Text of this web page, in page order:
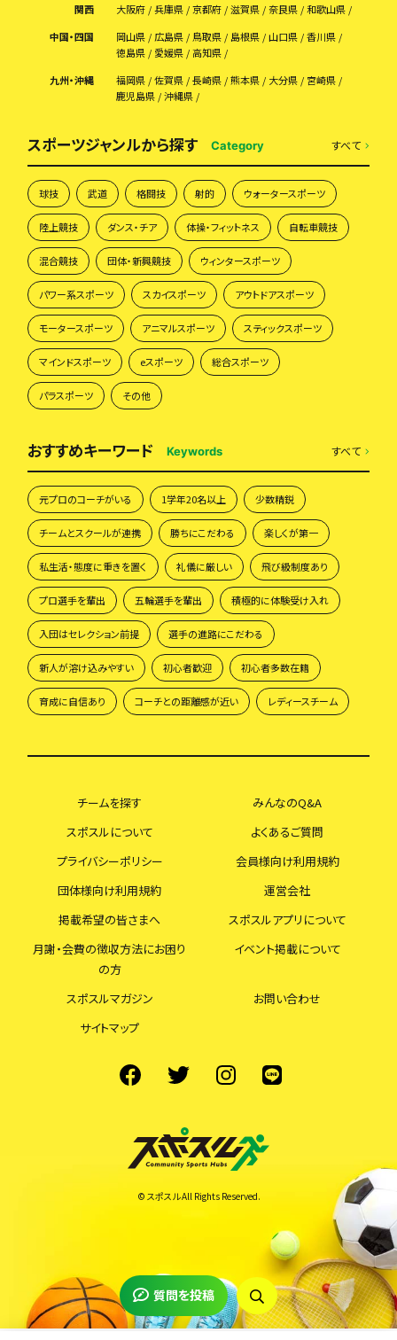
質問を投稿
関西
大阪府 兵庫県 京都府 滋賀県 奈良県
和歌山県
中国・四国
岡山県 広島県 鳥取県 島根県 山口県
香川県
徳島県
愛媛県
高知県
九州・沖縄
福岡県 佐賀県 長崎県 熊本県 大分県
宮崎県
鹿児島県
沖縄県
スポーツジャンルから探す Category すべて
球技 武道 格闘技 射的 ウォータースポーツ
陸上競技 ダンス・チア 体操・フィットネス 自転車競技
混合競技 団体・新興競技 ウィンタースポーツ
パワー系スポーツ スカイスポーツ アウトドアスポーツ
モータースポーツ アニマルスポーツ スティックスポーツ
マインドスポーツ eスポーツ 総合スポーツ
パラスポーツ その他
おすすめキーワード Keywords すべて
元プロのコーチがいる 1学年20名以上 少数精鋭
チームとスクールが連携 勝ちにこだわる 楽しくが第一
私生活・態度に重きを置く 礼儀に厳しい 飛び級制度あり
プロ選手を輩出 五輪選手を輩出 積極的に体験受け入れ
入団はセレクション前提 選手の進路にこだわる
新人が溶け込みやすい 初心者歓迎 初心者多数在籍
育成に自信あり コーチとの距離感が近い レディースチーム
© スポスル All Rights Reserved.
チームを探す
みんなのQ&A
スポスルについて
よくあるご質問
プライバシーポリシー
会員様向け利用規約
団体様向け利用規約
運営会社
掲載希望の皆さまへ
スポスルアプリについて
月謝・会費の徴収方法にお困り
の方
イベント掲載について
スポスルマガジン
お問い合わせ
サイトマップ